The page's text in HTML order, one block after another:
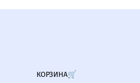
КОРЗИНА🛒